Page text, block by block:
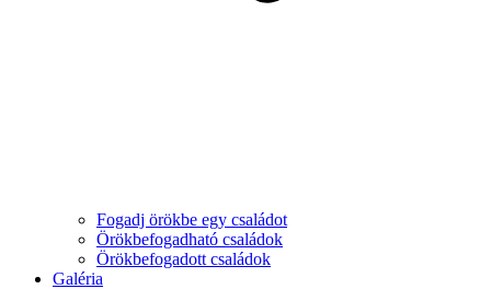
Fogadj örökbe egy családot
Örökbefogadható családok
Örökbefogadott családok
Galéria